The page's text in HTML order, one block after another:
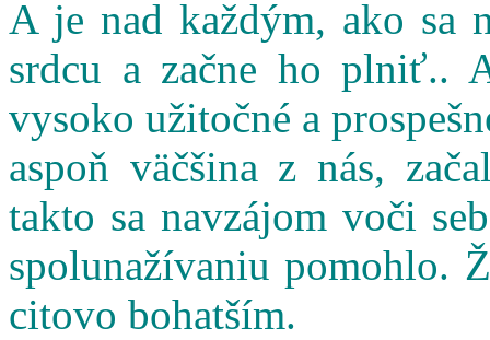
A je nad každým, ako sa
srdcu a začne ho plniť..
vysoko užitočné a
aspoň väčšina z nás,
takto sa navzájom voči
spolunažívaniu pomohlo.
citovo bohatším.